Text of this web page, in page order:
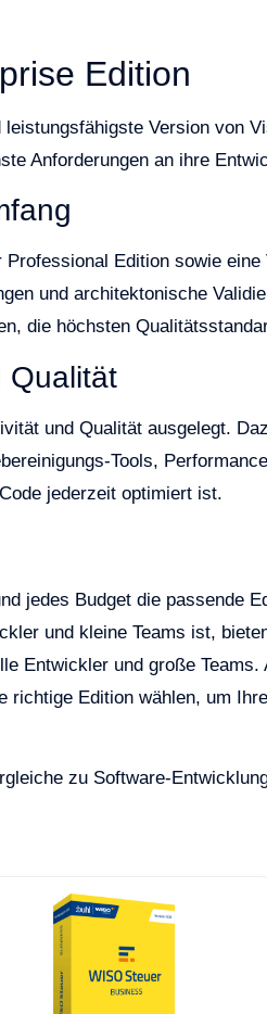
Edition
Version von
Anforderungen an ihre
Edition sowie
und architektonische
die höchsten
Qualität
und Qualität ausgelegt.
Tools,
jederzeit optimiert ist.
jedes Budget die passende
und kleine Teams ist,
Entwickler und große
richtige Edition wählen, um
zu Software-